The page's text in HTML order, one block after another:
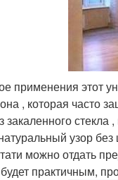
применения этот
, которая часто
закаленного
узор
можно отдать
практичным,